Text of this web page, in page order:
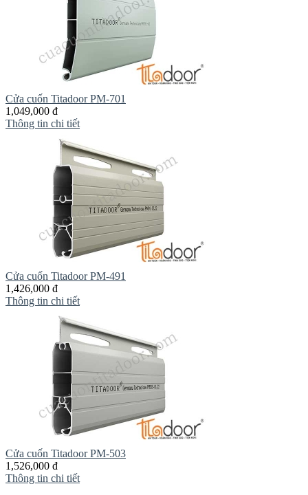
Cửa cuốn Titadoor PM-701
1,049,000 đ
Thông tin chi tiết
Cửa cuốn Titadoor PM-491
1,426,000 đ
Thông tin chi tiết
Cửa cuốn Titadoor PM-503
1,526,000 đ
Thông tin chi tiết